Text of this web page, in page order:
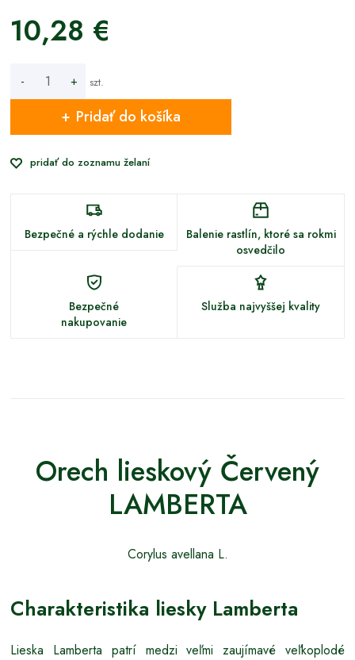
10,28 €
- + szt.
Pridať do košíka
pridať do zoznamu želaní
Bezpečné a rýchle dodanie
Balenie rastlín, ktoré sa rokmi
osvedčilo
Bezpečné
nakupovanie
Služba najvyššej kvality
Orech lieskový Červený
LAMBERTA
Corylus avellana L.
Charakteristika liesky Lamberta
Lieska Lamberta patrí medzi veľmi zaujímavé veľkoplodé